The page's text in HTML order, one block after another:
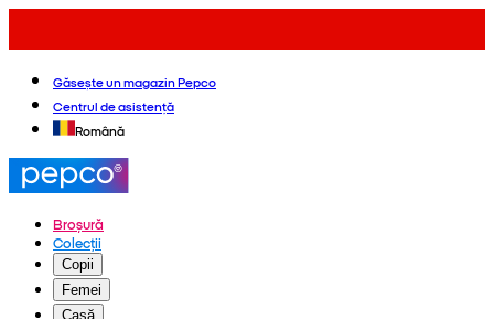
Găsește un magazin Pepco
Centrul de asistență
Română
Broșură
Colecții
Copii
Femei
Casă